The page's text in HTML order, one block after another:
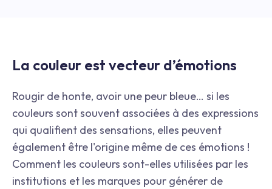
La couleur est vecteur d’émotions
Rougir de honte, avoir une peur bleue… si les
couleurs sont souvent associées à des expressions
qui qualifient des sensations, elles peuvent
également être l'origine même de ces émotions !
Comment les couleurs sont-elles utilisées par les
institutions et les marques pour générer de